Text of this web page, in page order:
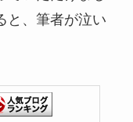
と、筆者が泣い